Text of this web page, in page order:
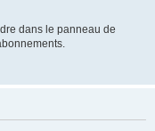
dans le panneau de